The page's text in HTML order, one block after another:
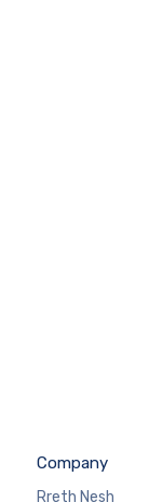
Company
Rreth Nesh